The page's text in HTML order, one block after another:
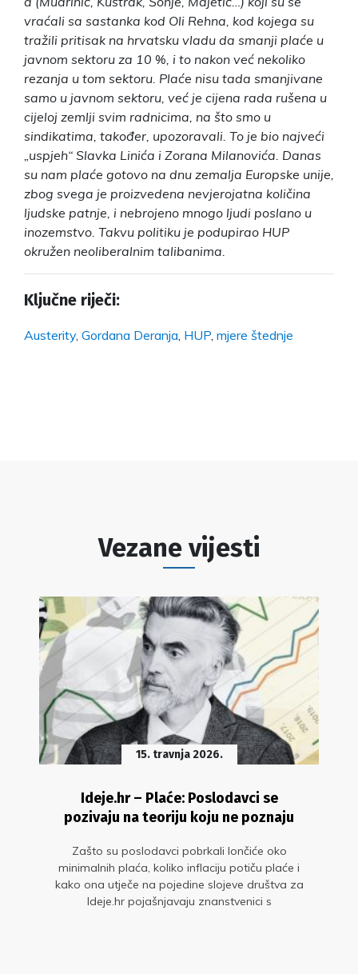
vraćali sa sastanka kod Oli Rehna, kod kojega su
tražili pritisak na hrvatsku vladu da smanji plaće u
javnom sektoru za 10 %, i to nakon već nekoliko
rezanja u tom sektoru. Plaće nisu tada smanjivane
samo u javnom sektoru, već je cijena rada rušena u
cijeloj zemlji svim radnicima, na što smo u
sindikatima, također, upozoravali. To je bio najveći
„uspjeh“ Slavka Linića i Zorana Milanovića. Danas
su nam plaće gotovo na dnu zemalja Europske unije,
zbog svega je proizvedena nevjerojatna količina
ljudske patnje, i nebrojeno mnogo ljudi poslano u
inozemstvo. Takvu politiku je podupirao HUP
okružen neoliberalnim talibanima.
Ključne riječi:
Austerity, Gordana Deranja HUP mjere štednje
Vezane vijesti
15. travnja 2026.
Ideje.hr – Plaće: Poslodavci se
pozivaju na teoriju koju ne poznaju
Zašto su poslodavci pobrkali lončiće oko
minimalnih plaća, koliko inflaciju potiču plaće i
kako ona utječe na pojedine slojeve društva za
Ideje.hr pojašnjavaju znanstvenici s